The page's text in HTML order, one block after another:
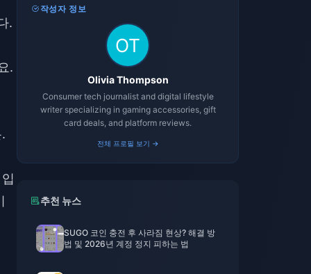
.
.
작성자 정보
Olivia Thompson
Consumer tech journalist and digital lifestyle
writer specializing in gaming accessories, gift
card deals, and platform reviews.
전체 프로필 보기 →
추천 뉴스
SUGO 코인 충전 후 사라짐 현상? 해결 방
법 및 2026년 계정 정지 피하는 법